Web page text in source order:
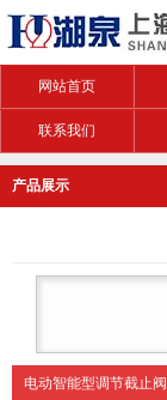
网站首页
联系我们
产品展示
电动智能型调节截止阀